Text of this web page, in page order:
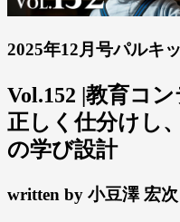
2025年12月号パルキ
Vol.152 |教育コ
正しく仕分けし
の学び設計
written by 小豆澤 宏